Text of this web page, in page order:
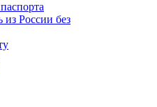
из России без